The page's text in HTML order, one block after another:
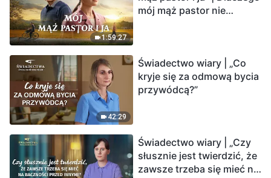
1:59:27
mój mąż pastor nie
42:29
Świadectwo wiary | „Co
kryje się za odmową bycia
przywódcą?”
Świadectwo wiary | „Czy
słusznie jest twierdzić, że
zawsze trzeba się mieć na